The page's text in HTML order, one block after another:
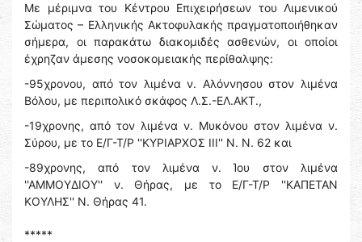
Με μέριμνα του Κέντρου Επιχειρήσεων του Λιμενικού
Σώματος – Ελληνικής Ακτοφυλακής πραγματοποιήθηκαν
σήμερα, οι παρακάτω διακομιδές ασθενών, οι οποίοι
έχρηζαν άμεσης νοσοκομειακής περίθαλψης:
-95χρονου, από τον λιμένα ν. Αλόννησου στον λιμένα
Βόλου, με περιπολικό σκάφος Λ.Σ.-ΕΛ.ΑΚΤ.,
-19χρονης, από τον λιμένα ν. Μυκόνου στον λιμένα ν.
Σύρου, με το Ε/Γ-Τ/Ρ ''ΚΥΡΙΑΡΧΟΣ ΙΙΙ'' Ν. Ν. 62 και
-89χρονης, από τον λιμένα ν. Ίου στον λιμένα
''ΑΜΜΟΥΔΙΟΥ'' ν. Θήρας, με το Ε/Γ-Τ/Ρ ''ΚΑΠΕΤΑΝ
ΚΟΥΛΗΣ'' Ν. Θήρας 41.
*****